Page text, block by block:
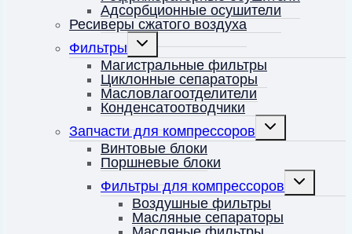
Адсорбционные осушители
Ресиверы сжатого воздуха
Фильтры
Переключить
дочернее
меню
Магистральные фильтры
Циклонные сепараторы
Масловлагоотделители
Конденсатоотводчики
Запчасти для компрессоров
Переключить
Винтовые блоки
Поршневые блоки
Фильтры для компрессоров
Переключить
Воздушные фильтры
Масляные сепараторы